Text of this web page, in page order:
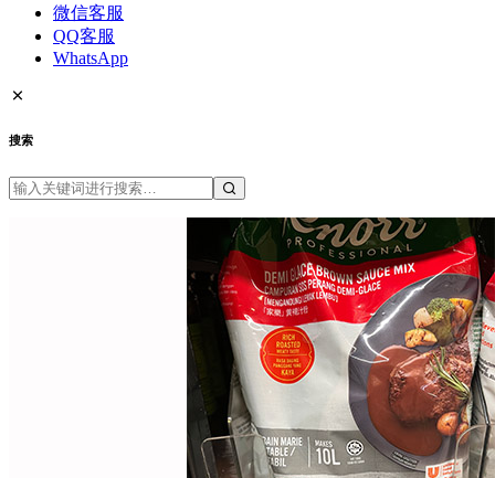
微信客服
QQ客服
WhatsApp
搜索